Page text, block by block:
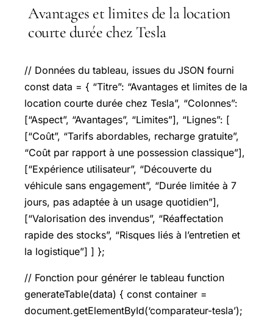
Avantages et limites de la location
courte durée chez Tesla
// Données du tableau, issues du JSON fourni
const data = { “Titre”: “Avantages et limites de la
location courte durée chez Tesla”, “Colonnes”:
[“Aspect”, “Avantages”, “Limites”], “Lignes”: [
[“Coût”, “Tarifs abordables, recharge gratuite”,
“Coût par rapport à une possession classique”],
[“Expérience utilisateur”, “Découverte du
véhicule sans engagement”, “Durée limitée à 7
jours, pas adaptée à un usage quotidien”],
[“Valorisation des invendus”, “Réaffectation
rapide des stocks”, “Risques liés à l’entretien et
la logistique”] ] };
// Fonction pour générer le tableau function
generateTable(data) { const container =
document.getElementById(‘comparateur-tesla’);